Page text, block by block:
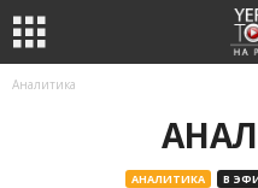
Аналитика
АНАЛИТИКА В